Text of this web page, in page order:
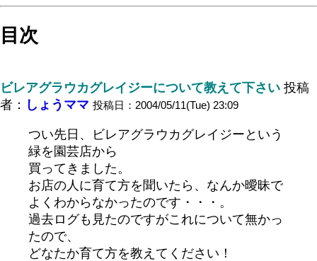
目次
ビレアグラウカグレイジーについて教えて下さい 投稿
者： しょうママ 投稿日：2004/05/11(Tue) 23:09
つい先日、ビレアグラウカグレイジーという
緑を園芸店から
買ってきました。
お店の人に育て方を聞いたら、なんか曖昧で
よくわからなかったのです・・・。
過去ログも見たのですがこれについて無かっ
たので、
どなたか育て方を教えてください！